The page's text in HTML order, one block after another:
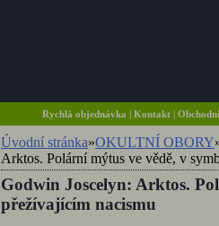
Rychlá objednávka |Kontakt |
Úvodní stránka»OKULTNÍ OBORY
Arktos. Polární mýtus ve vědě, v
Godwin Joscelyn: Arktos.
přežívajícím nacismu